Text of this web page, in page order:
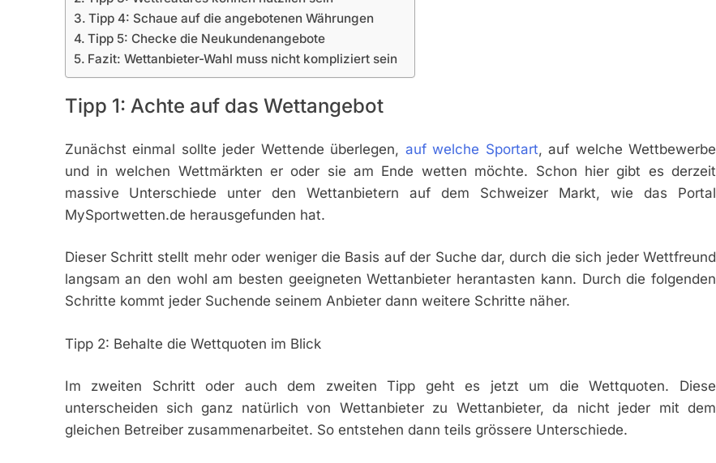
Tipp 4: Schaue auf die angebotenen Währungen
Tipp 5: Checke die Neukundenangebote
Fazit: Wettanbieter-Wahl muss nicht kompliziert sein
Tipp 1: Achte auf das Wettangebot
Zunächst einmal sollte jeder Wettende überlegen, auf welche Sportart, auf welche Wettbewerbe
und in welchen Wettmärkten er oder sie am Ende wetten möchte. Schon hier gibt es derzeit
massive Unterschiede unter den Wettanbietern auf dem Schweizer Markt, wie das Portal
MySportwetten.de herausgefunden hat.
Dieser Schritt stellt mehr oder weniger die Basis auf der Suche dar, durch die sich jeder Wettfreund
langsam an den wohl am besten geeigneten Wettanbieter herantasten kann. Durch die folgenden
Schritte kommt jeder Suchende seinem Anbieter dann weitere Schritte näher.
Tipp 2: Behalte die Wettquoten im Blick
Im zweiten Schritt oder auch dem zweiten Tipp geht es jetzt um die Wettquoten. Diese
unterscheiden sich ganz natürlich von Wettanbieter zu Wettanbieter, da nicht jeder mit dem
gleichen Betreiber zusammenarbeitet. So entstehen dann teils grössere Unterschiede.